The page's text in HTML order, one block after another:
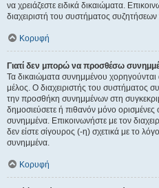
να χρειάζεστε ειδικά δικαιώματα.
διαχειριστή του συστήματος
Κορυφή
Γιατί δεν μπορώ να προσθέσω
Τα δικαιώματα συνημμένου
μέλος. Ο διαχειριστής του συστήματος
την προσθήκη συνημμένων στη
δημοσιεύσετε ή πιθανόν μόνο
συνημμένα. Επικοινωνήστε με τον
δεν είστε σίγουρος (-η) σχετικά με το
συνημμένα.
Κορυφή